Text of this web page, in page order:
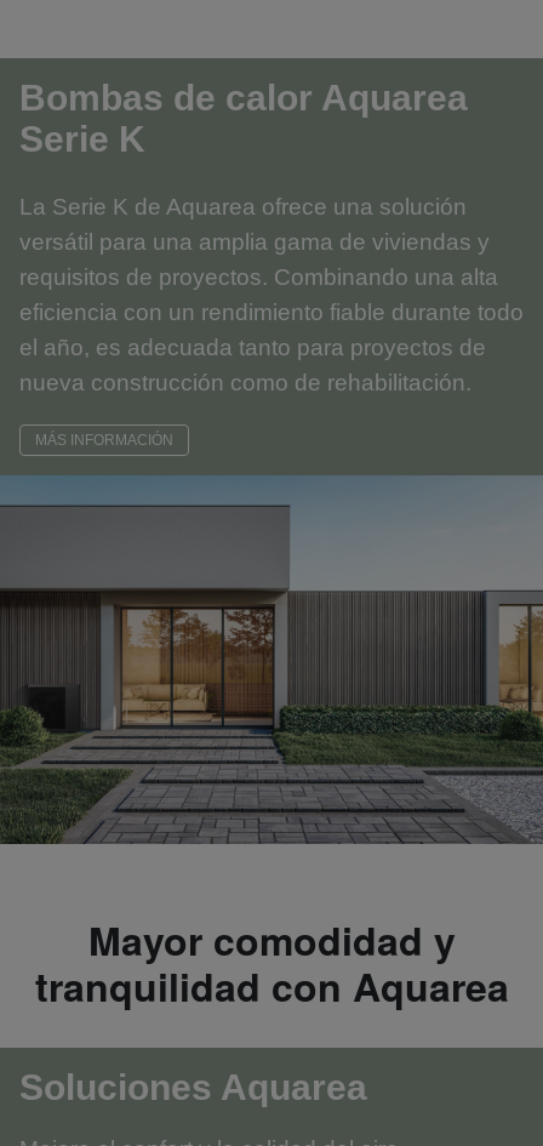
Bombas de calor Aquarea
Serie K
La Serie K de Aquarea ofrece una solución
versátil para una amplia gama de viviendas y
requisitos de proyectos. Combinando una alta
eficiencia con un rendimiento fiable durante todo
el año, es adecuada tanto para proyectos de
nueva construcción como de rehabilitación.
MÁS INFORMACIÓN
Mayor comodidad y
tranquilidad con Aquarea
Soluciones Aquarea